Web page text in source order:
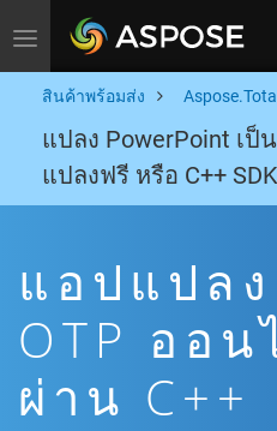
Toggle navigation
สินค้าพร้อมส่ง Aspose.Total
แปลง PowerPoint เป็
แปลงฟรี หรือ C++ SDK
แอปแปลง
OTP ออ
ผ่าน C++